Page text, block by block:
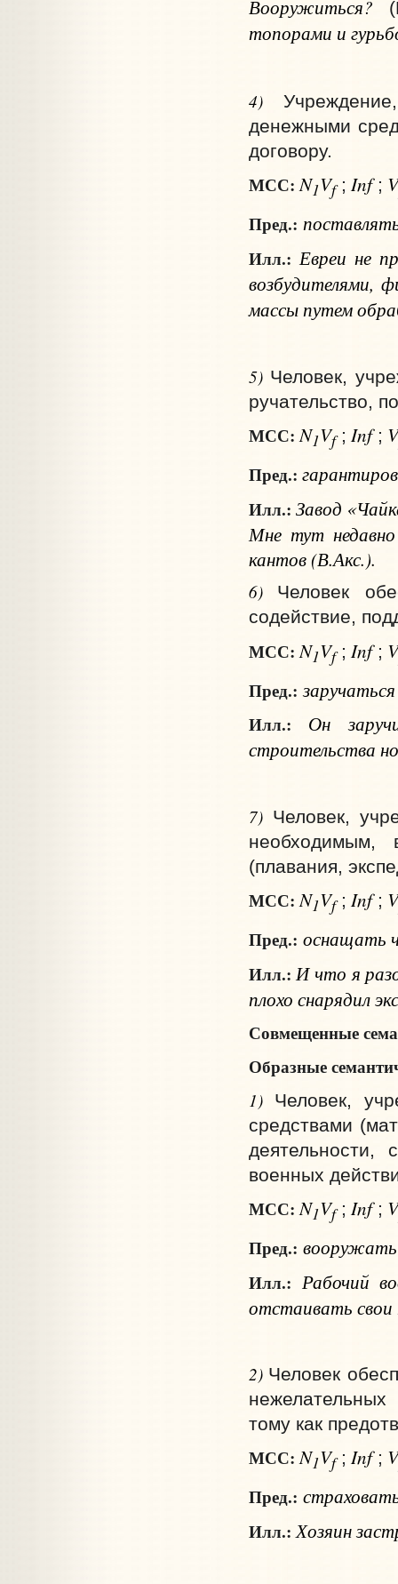
Вооружиться?
топорами и
4)
денежными
договору.
МСС: N1Vf; Inf; V
Пред.:
Илл.: Евреи не
возбудителями,
массы путем
5) Человек,
ручательство,
МСС: N1Vf; Inf; V
Пред.:
Илл.: Завод
Мне тут
кантов (В.Акс.).
6) Человек
содействие,
МСС: N1Vf; Inf; V
Пред.:
Илл.: Он
строительства
7) Человек,
необходимым,
(плавания,
МСС: N1Vf; Inf; V
Пред.: оснащать
Илл.: И что я
плохо снарядил
Совмещенные
Образные
1) Человек,
средствами
военных
МСС: N1Vf; Inf; V
Пред.:
Илл.: Рабочий
отстаивать свои
2) Человек
тому как
МСС: N1Vf; Inf; V
Пред.:
Илл.: Хозяин